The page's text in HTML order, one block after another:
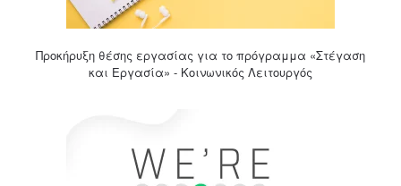
Προκήρυξη θέσης εργασίας για το πρόγραμμα «Στέγαση
και Εργασία» - Κοινωνικός Λειτουργός